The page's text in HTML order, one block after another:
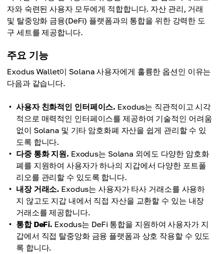
자와 숙련된 사용자 모두에게 적합합니다. 자산 관리, 거래
및 탈중앙화 금융(DeFi) 플랫폼과의 통합을 위한 강력한 도
구 세트를 제공합니다.
주요 기능
Exodus Wallet이 Solana 사용자에게 훌륭한 옵션인 이유는
다음과 같습니다.
사용자 친화적인 인터페이스. Exodus는 직관적이고 시각
적으로 매력적인 인터페이스를 제공하여 기술적인 어려움
없이 Solana 및 기타 암호화폐 자산을 쉽게 관리할 수 있
도록 합니다.
다중 통화 지원. Exodus는 Solana 외에도 다양한 암호화
폐를 지원하여 사용자가 하나의 지갑에서 다양한 포트폴
리오를 관리할 수 있도록 합니다.
내장 거래소. Exodus는 사용자가 타사 거래소를 사용하
지 않고도 지갑 내에서 직접 자산을 교환할 수 있는 내장
거래소를 제공합니다.
통합 DeFi. Exodus는 DeFi 통합을 지원하여 사용자가 지
갑에서 직접 탈중앙화 금융 플랫폼과 상호 작용할 수 있도
록 합니다.